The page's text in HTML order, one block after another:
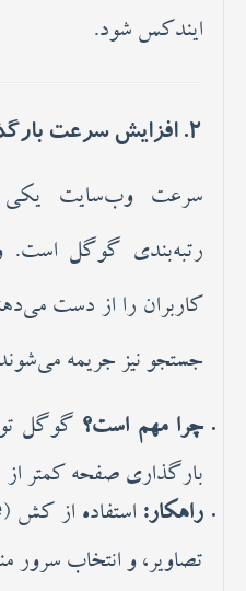
ایندکس شود.
سرعت وب‌سایت یکی از
رتبه‌بندی گوگل است.
کاربران را از دست
جستجو نیز جریمه می‌شوند.
چرا مهم است؟گوگل
بارگذاری صفحه کمتر از 2 ثانیه باشد.
راهکار:
تصاویر، و انتخاب سرور